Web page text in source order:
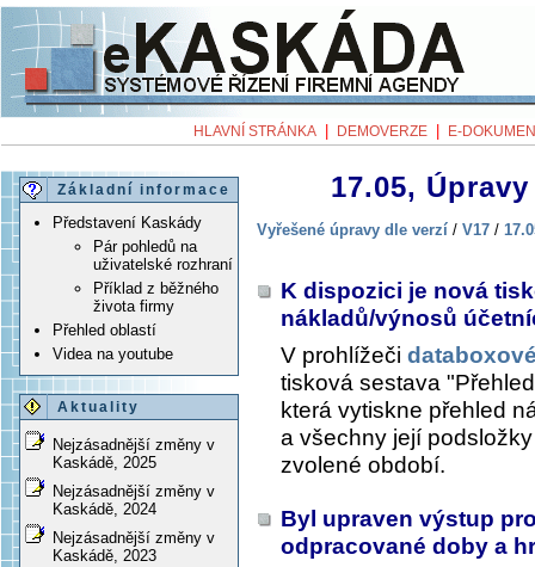
HLAVNÍ STRÁNKA DEMOVERZE E-
Základní informace
Představení Kaskády
Pár pohledů na
uživatelské rozhraní
Příklad z běžného
života firmy
Přehled oblastí
Videa na youtube
Aktuality
Nejzásadnější změny v
Kaskádě, 2025
Nejzásadnější změny v
Kaskádě, 2024
Nejzásadnější změny v
Kaskádě, 2023
17.05,
Vyřešené úpravy dle verzí / V17 /
K dispozici je nová
nákladů/výnosů
V prohlížeči
tisková sestava
která vytiskne přehled
a všechny její
zvolené období.
Byl upraven výstup
odpracované doby a